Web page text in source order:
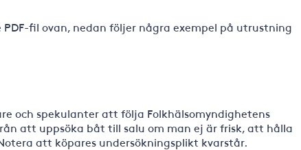
fil ovan, nedan följer några exempel på utrustning
och spekulanter att följa Folkhälsomyndighetens
att uppsöka båt till salu om man ej är frisk, att hålla
att köpares undersökningsplikt kvarstår.